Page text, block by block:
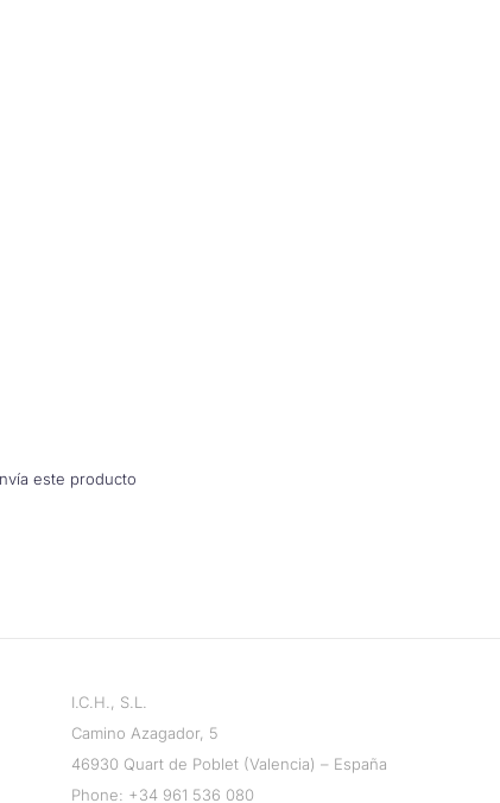
este producto
I.C.H., S.L.
Camino Azagador, 5
46930 Quart de Poblet (Valencia) – España
Phone: +34 961 536 080